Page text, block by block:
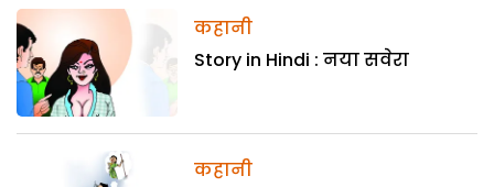
कहानी
Story in Hindi : नया सवेरा
कहानी